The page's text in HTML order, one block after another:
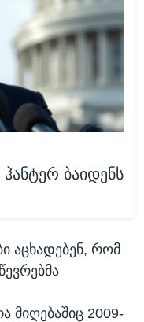
ჰანტერ ბაიდენს
აცხადებენ, რომ
მიღებაშიც 2009-